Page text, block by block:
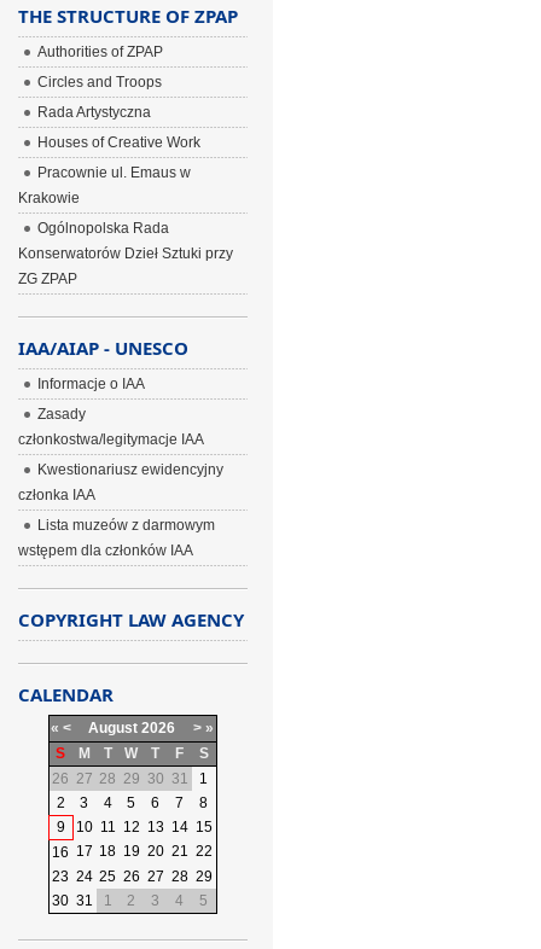
THE STRUCTURE OF ZPAP
Authorities of ZPAP
Circles and Troops
Rada Artystyczna
Houses of Creative Work
Pracownie ul. Emaus w
Krakowie
Ogólnopolska Rada
Konserwatorów Dzieł Sztuki przy
ZG ZPAP
IAA/AIAP - UNESCO
Informacje o IAA
Zasady
członkostwa/legitymacje IAA
Kwestionariusz ewidencyjny
członka IAA
Lista muzeów z darmowym
wstępem dla członków IAA
COPYRIGHT LAW AGENCY
CALENDAR
« < August 2026 > »
S
M T W T F
S
26 27 28 29 30 31
1
2
3 4 5 6 7
8
9
10 11 12 13 14 15
16 17 18 19 20 21 22
23 24 25 26 27 28 29
30 31 1 2 3 4 5